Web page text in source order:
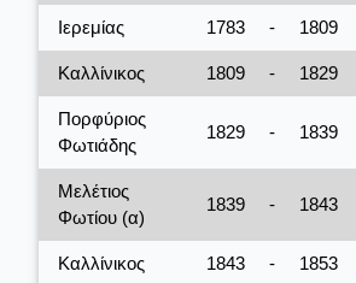
Ιερεμίας 1783 - 1809
Καλλίνικος 1809 - 1829
Πορφύριος
Φωτιάδης
1829 - 1839
Μελέτιος
Φωτίου (α)
1839 - 1843
Καλλίνικος 1843 - 1853